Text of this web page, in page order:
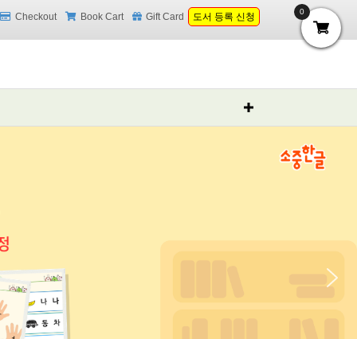
Checkout Book Cart Gift Card 도서 등록 신청 0